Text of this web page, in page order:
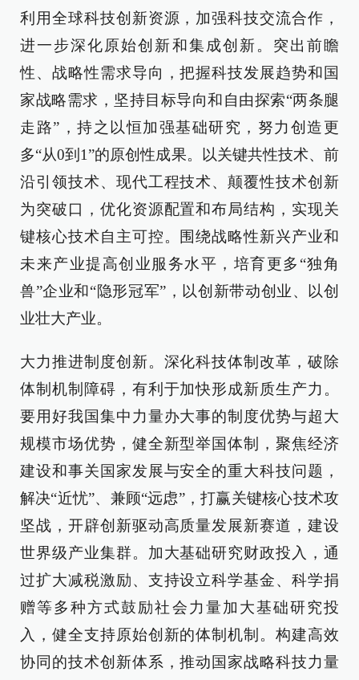
利用全球科技创新资源，加强科技交流合作，
进一步深化原始创新和集成创新。突出前瞻
性、战略性需求导向，把握科技发展趋势和国
家战略需求，坚持目标导向和自由探索“两条腿
走路”，持之以恒加强基础研究，努力创造更
多“从0到1”的原创性成果。以关键共性技术、前
沿引领技术、现代工程技术、颠覆性技术创新
为突破口，优化资源配置和布局结构，实现关
键核心技术自主可控。围绕战略性新兴产业和
未来产业提高创业服务水平，培育更多“独角
兽”企业和“隐形冠军”，以创新带动创业、以创
业壮大产业。
大力推进制度创新。深化科技体制改革，破除
体制机制障碍，有利于加快形成新质生产力。
要用好我国集中力量办大事的制度优势与超大
规模市场优势，健全新型举国体制，聚焦经济
建设和事关国家发展与安全的重大科技问题，
解决“近忧”、兼顾“远虑”，打赢关键核心技术攻
坚战，开辟创新驱动高质量发展新赛道，建设
世界级产业集群。加大基础研究财政投入，通
过扩大减税激励、支持设立科学基金、科学捐
赠等多种方式鼓励社会力量加大基础研究投
入，健全支持原始创新的体制机制。构建高效
协同的技术创新体系，推动国家战略科技力量